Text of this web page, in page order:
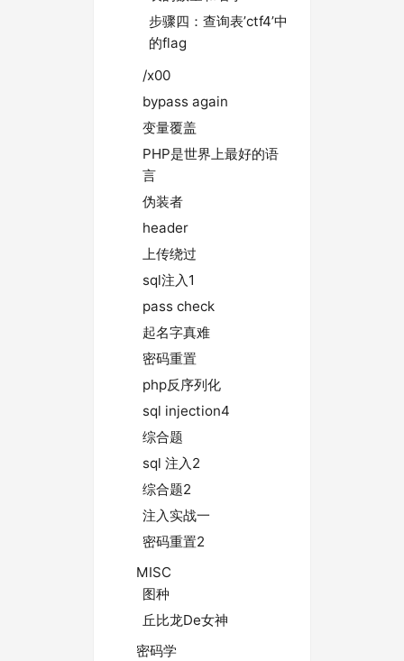
步骤四：查询表’ctf4’中
的flag
/x00
bypass again
变量覆盖
PHP是世界上最好的语
言
伪装者
header
上传绕过
sql注入1
pass check
起名字真难
密码重置
php反序列化
sql injection4
综合题
sql 注入2
综合题2
注入实战一
密码重置2
MISC
图种
丘比龙De女神
密码学